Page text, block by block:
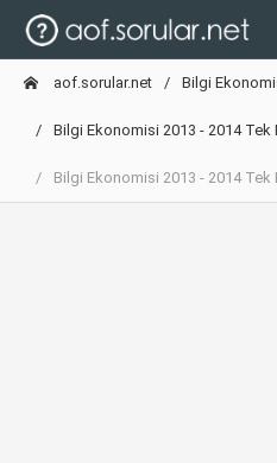
aof.sorular.net Bilgi
Bilgi Ekonomisi 2013 - 2014 Tek
Bilgi Ekonomisi 2013 - 2014 Tek